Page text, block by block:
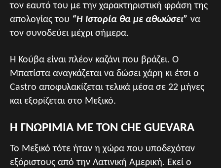
τον εαυτό του με την χαρακτηριστική φράση της
απολογίας του “Η Ιστορία θα με αθωώσει” να
τον συνοδεύει μέχρι σήμερα.
Η Κούβα είναι πλέον καζάνι που βράζει. Ο
Μπατίστα αναγκάζεται να δώσει χάρη κι έτσι ο
Castro αποφυλακίζεται τελικά μέσα σε 22 μήνες
και εξορίζεται στο Μεξικό.
H ΓΝΩΡΙΜΙΑ ΜΕ ΤΟΝ CHE GUEVARA
Το Μεξικό τότε ήταν η χώρα που υποδεχόταν
εξόριστους από την Λατινική Αμερική. Εκεί ο